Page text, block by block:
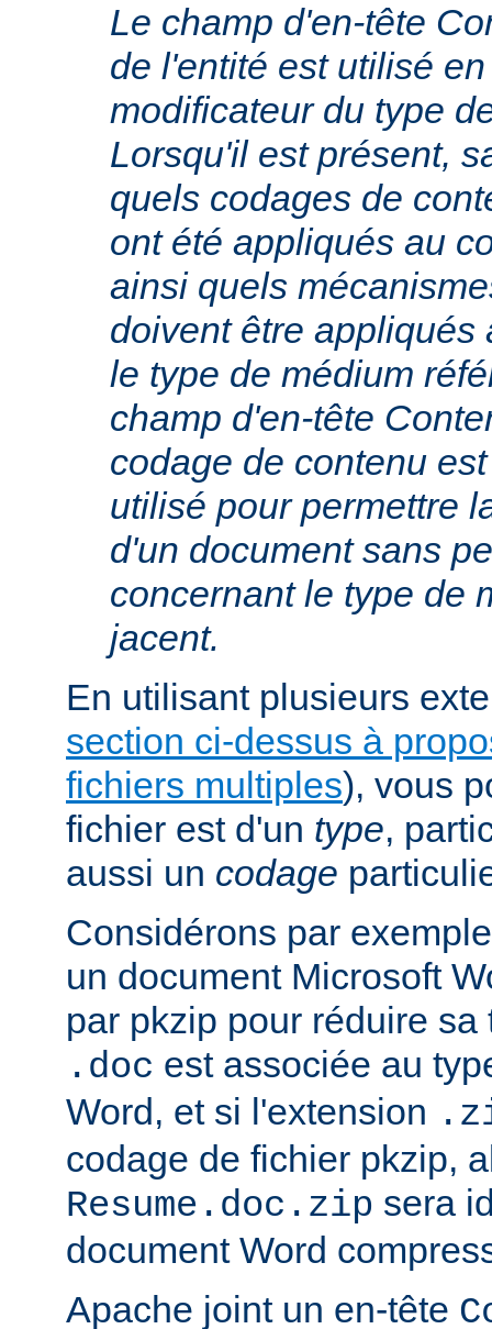
Le champ d'en-tête
de l'entité est utilisé
modificateur du type
Lorsqu'il est présent,
quels codages de
ont été appliqués au
ainsi quels
doivent être appliqués
le type de médium
champ d'en-tête
codage de contenu
utilisé pour permettre
d'un document sans
concernant le type de
jacent.
En utilisant plusieurs
section ci-dessus à
fichiers multiples), vous
fichier est d'un type,
aussi un codage
Considérons par
un document Microsoft
par pkzip pour réduire
.doc est associée au
Word, et si l'extension
codage de fichier pkzip,
Resume.doc.zip sera
document Word
Apache joint un en-tête